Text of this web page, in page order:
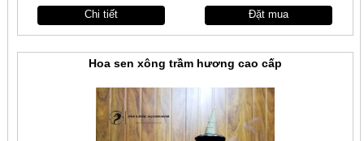
Chi tiết Đặt mua
Hoa sen xông trầm hương cao cấp